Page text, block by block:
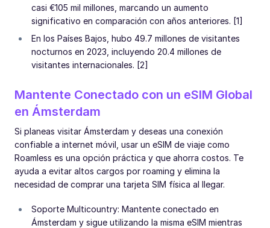
casi €105 mil millones, marcando un aumento
significativo en comparación con años anteriores. [1]
En los Países Bajos, hubo 49.7 millones de visitantes
nocturnos en 2023, incluyendo 20.4 millones de
visitantes internacionales. [2]
Mantente Conectado con un eSIM Global
en Ámsterdam
Si planeas visitar Ámsterdam y deseas una conexión
confiable a internet móvil, usar un eSIM de viaje como
Roamless es una opción práctica y que ahorra costos. Te
ayuda a evitar altos cargos por roaming y elimina la
necesidad de comprar una tarjeta SIM física al llegar.
Soporte Multicountry: Mantente conectado en
Ámsterdam y sigue utilizando la misma eSIM mientras